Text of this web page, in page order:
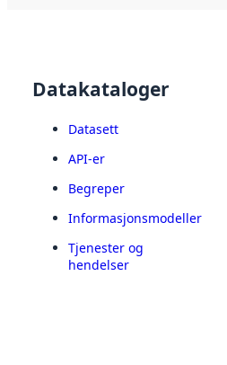
Datakataloger
Datasett
API-er
Begreper
Informasjonsmodeller
Tjenester og
hendelser